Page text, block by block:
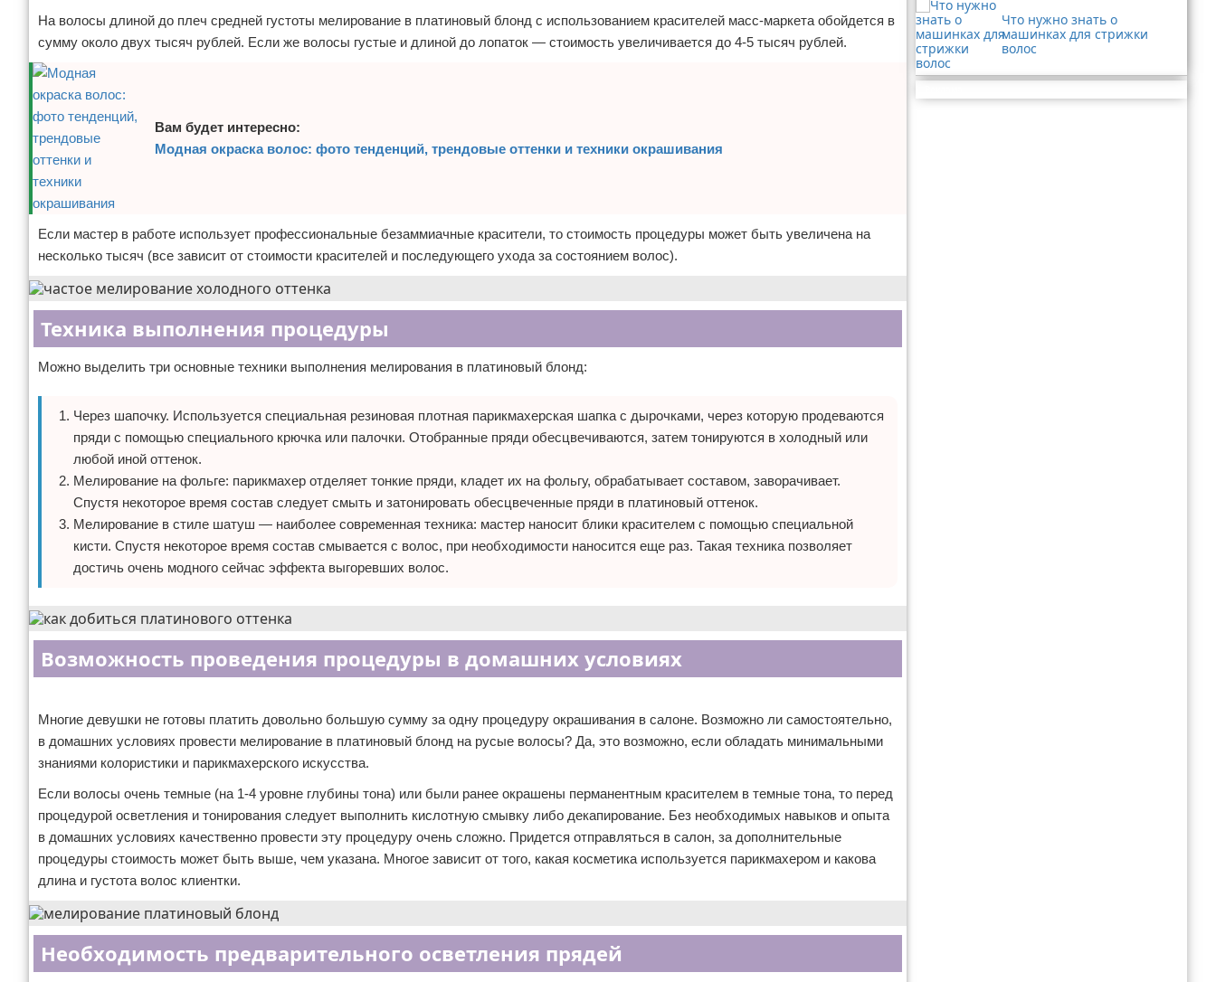
На волосы длиной до плеч средней густоты мелирование в платиновый блонд с использованием красителей масс-маркета обойдется в
сумму около двух тысяч рублей. Если же волосы густые и длиной до лопаток — стоимость увеличивается до 4-5 тысяч рублей.
Вам будет интересно:
Модная окраска волос: фото тенденций, трендовые оттенки и техники окрашивания
Если мастер в работе использует профессиональные безаммиачные красители, то стоимость процедуры может быть увеличена на
несколько тысяч (все зависит от стоимости красителей и последующего ухода за состоянием волос).
Техника выполнения процедуры
Можно выделить три основные техники выполнения мелирования в платиновый блонд:
Через шапочку. Используется специальная резиновая плотная парикмахерская шапка с дырочками, через которую продеваются
пряди с помощью специального крючка или палочки. Отобранные пряди обесцвечиваются, затем тонируются в холодный или
любой иной оттенок.
Мелирование на фольге: парикмахер отделяет тонкие пряди, кладет их на фольгу, обрабатывает составом, заворачивает.
Спустя некоторое время состав следует смыть и затонировать обесцвеченные пряди в платиновый оттенок.
Мелирование в стиле шатуш — наиболее современная техника: мастер наносит блики красителем с помощью специальной
кисти. Спустя некоторое время состав смывается с волос, при необходимости наносится еще раз. Такая техника позволяет
достичь очень модного сейчас эффекта выгоревших волос.
Возможность проведения процедуры в домашних условиях
Многие девушки не готовы платить довольно большую сумму за одну процедуру окрашивания в салоне. Возможно ли самостоятельно,
в домашних условиях провести мелирование в платиновый блонд на русые волосы? Да, это возможно, если обладать минимальными
знаниями колористики и парикмахерского искусства.
Если волосы очень темные (на 1-4 уровне глубины тона) или были ранее окрашены перманентным красителем в темные тона, то перед
процедурой осветления и тонирования следует выполнить кислотную смывку либо декапирование. Без необходимых навыков и опыта
в домашних условиях качественно провести эту процедуру очень сложно. Придется отправляться в салон, за дополнительные
процедуры стоимость может быть выше, чем указана. Многое зависит от того, какая косметика используется парикмахером и какова
длина и густота волос клиентки.
Необходимость предварительного осветления прядей
Что нужно знать о
машинках для стрижки
волос